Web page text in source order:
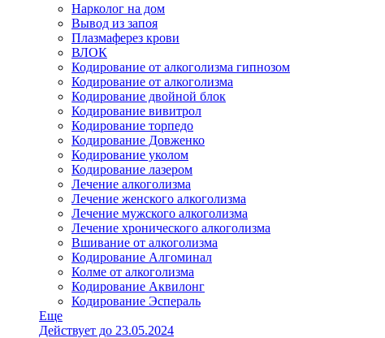
Нарколог на дом
Вывод из запоя
Плазмаферез крови
ВЛОК
Кодирование от алкоголизма гипнозом
Кодирование от алкоголизма
Кодирование двойной блок
Кодирование вивитрол
Кодирование торпедо
Кодирование Довженко
Кодирование уколом
Кодирование лазером
Лечение алкоголизма
Лечение женского алкоголизма
Лечение мужского алкоголизма
Лечение хронического алкоголизма
Вшивание от алкоголизма
Кодирование Алгоминал
Колме от алкоголизма
Кодирование Аквилонг
Кодирование Эспераль
Еще
Действует до 23.05.2024